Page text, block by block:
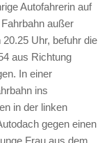
Autofahrerin auf
außer
Uhr, befuhr die
aus Richtung
In einer
ins
in der linken
gegen einen
Frau aus dem